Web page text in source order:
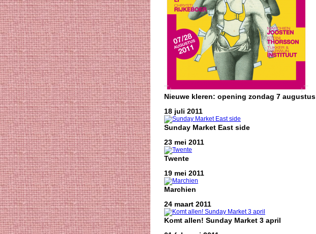
Nieuwe kleren: opening zondag 7 augustus
18 juli 2011
Sunday Market East side
23 mei 2011
Twente
19 mei 2011
Marchien
24 maart 2011
Komt allen! Sunday Market 3 april